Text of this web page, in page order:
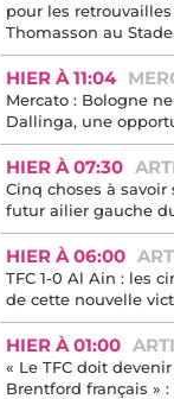
pour les
Thomasson au
HIER À 11:04
Mercato : Bologne
Dallinga, une
HIER À 07:30
Cinq choses à
futur ailier gauche
HIER À 06:00
TFC 1-0 Al Ain : les
de cette nouvelle
HIER À 01:00
« Le TFC doit
Brentford français »